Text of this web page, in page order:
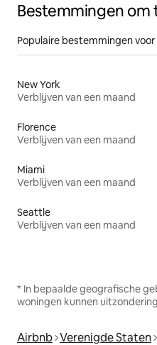
Bestemmingen om
Populaire bestemmingen
New York
Verblijven van een maand
Florence
Verblijven van een maand
Miami
Verblijven van een maand
Seattle
Verblijven van een maand
* In bepaalde geografische
woningen kunnen
Airbnb Verenigde Staten